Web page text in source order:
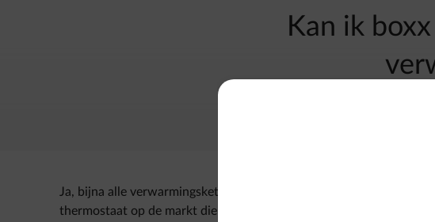
Kan ik
Ja, bijna alle verwarmingsketels op gas en mazout op de markt zijn
thermostaat op de markt die zowel de temperatuur regelt als jouw